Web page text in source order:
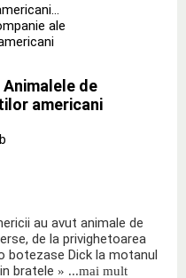
de
americani
au avut animale de
de la privighetoarea
Dick la motanul
bratele » ...mai mult